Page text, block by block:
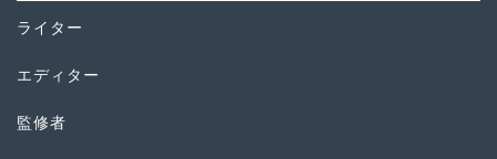
ライター
エディター
監修者